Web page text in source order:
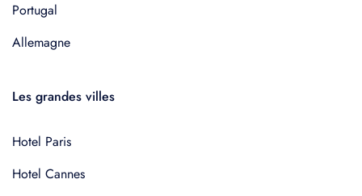
Portugal
Allemagne
Les grandes villes
Hotel Paris
Hotel Cannes